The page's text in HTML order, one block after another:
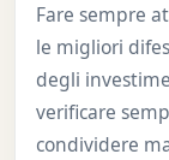
Fare sempre
le migliori
degli
verificare
condividere